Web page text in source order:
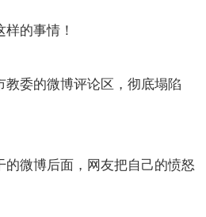
的事情！
教委的微博评论区，彻底塌陷
的微博后面，网友把自己的愤怒